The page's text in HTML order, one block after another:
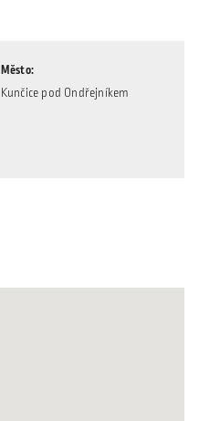
Město
Kunčice pod Ondřejníkem